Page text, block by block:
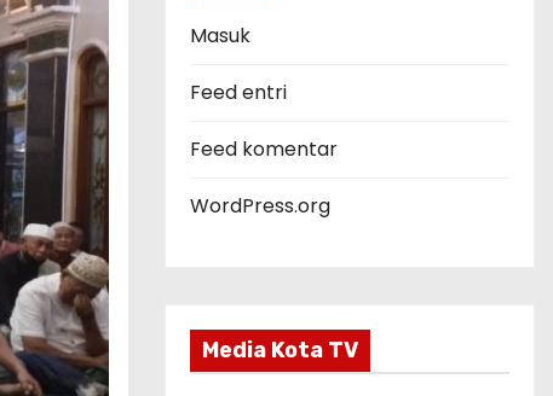
r
Masuk
Feed entri
Feed komentar
WordPress.org
Media Kota TV